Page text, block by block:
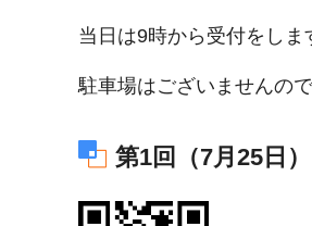
当⽇は9時から受付をしま
駐⾞場はございませんの
第1回（7月25日）